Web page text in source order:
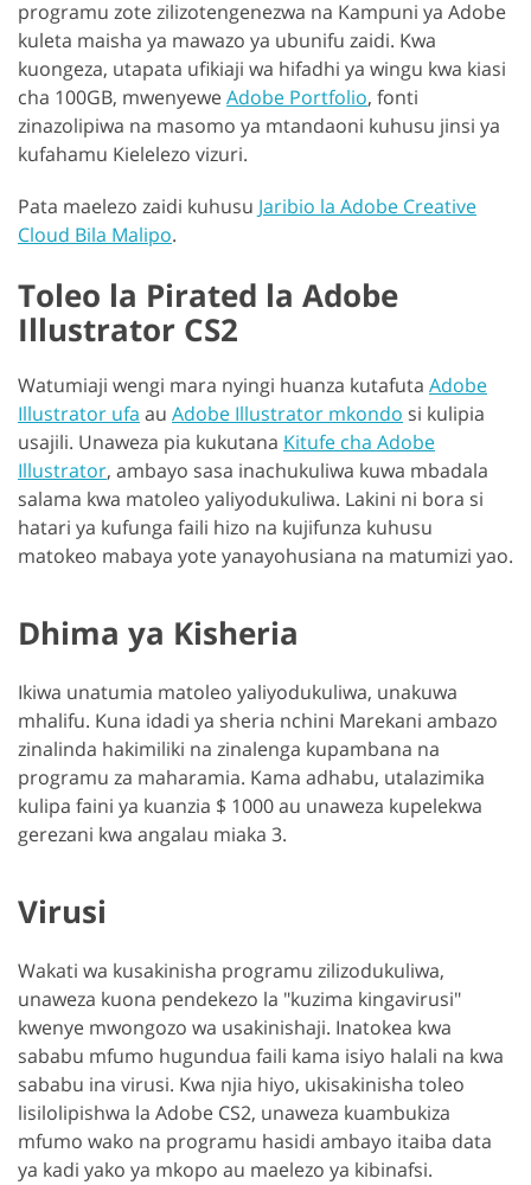
programu zote zilizotengenezwa na Kampuni ya Adobe
kuleta maisha ya mawazo ya ubunifu zaidi. Kwa
kuongeza, utapata ufikiaji wa hifadhi ya wingu kwa kiasi
cha 100GB, mwenyeweAdobe Portfolio, fonti
zinazolipiwa na masomo ya mtandaoni kuhusu jinsi ya
kufahamu Kielelezo vizuri.
Pata maelezo zaidi kuhusu Jaribio la Adobe Creative
Cloud Bila Malipo.
Toleo la Pirated la Adobe
Illustrator CS2
Watumiaji wengi mara nyingi huanza kutafuta Adobe
Illustrator ufa au Adobe Illustrator mkondo si kulipia
usajili. Unaweza pia kukutana Kitufe cha Adobe
Illustrator, ambayo sasa inachukuliwa kuwa mbadala
salama kwa matoleo yaliyodukuliwa. Lakini ni bora si
hatari ya kufunga faili hizo na kujifunza kuhusu
matokeo mabaya yote yanayohusiana na matumizi yao.
Dhima ya Kisheria
Ikiwa unatumia matoleo yaliyodukuliwa, unakuwa
mhalifu. Kuna idadi ya sheria nchini Marekani ambazo
zinalinda hakimiliki na zinalenga kupambana na
programu za maharamia. Kama adhabu, utalazimika
kulipa faini ya kuanzia $ 1000 au unaweza kupelekwa
gerezani kwa angalau miaka 3.
Virusi
Wakati wa kusakinisha programu zilizodukuliwa,
unaweza kuona pendekezo la "kuzima kingavirusi"
kwenye mwongozo wa usakinishaji. Inatokea kwa
sababu mfumo hugundua faili kama isiyo halali na kwa
sababu ina virusi. Kwa njia hiyo, ukisakinisha toleo
lisilolipishwa la Adobe CS2, unaweza kuambukiza
mfumo wako na programu hasidi ambayo itaiba data
ya kadi yako ya mkopo au maelezo ya kibinafsi.